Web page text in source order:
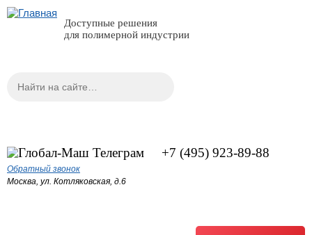
Доступные решения
для полимерной индустрии
Форма поиска
+7 (495) 923-89-88
Обратный звонок
Москва, ул. Котляковская, д.6